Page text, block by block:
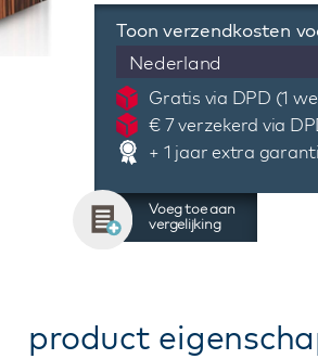
Toon verzendkosten
Nederland
Gratis via DPD (1
€ 7 verzekerd via
+ 1 jaar extra
Voeg toe aan
vergelijking
product